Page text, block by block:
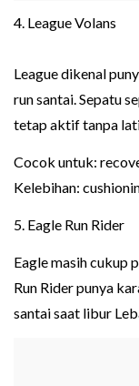
4. League Volans
League dikenal
run santai. Sepatu
tetap aktif tanpa
Cocok untuk:
Kelebihan:
5. Eagle Run Rider
Eagle masih cukup
Run Rider punya
santai saat libur